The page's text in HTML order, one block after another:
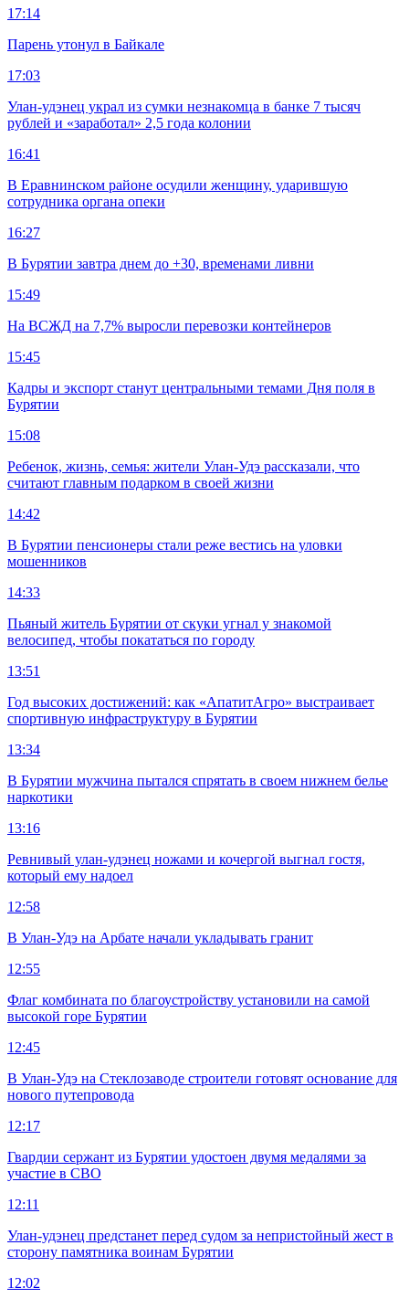
17:14
Парень утонул в Байкале
17:03
Улан-удэнец украл из сумки незнакомца в банке 7 тысяч
рублей и «заработал» 2,5 года колонии
16:41
В Еравнинском районе осудили женщину, ударившую
сотрудника органа опеки
16:27
В Бурятии завтра днем до +30, временами ливни
15:49
На ВСЖД на 7,7% выросли перевозки контейнеров
15:45
Кадры и экспорт станут центральными темами Дня поля в
Бурятии
15:08
Ребенок, жизнь, семья: жители Улан-Удэ рассказали, что
считают главным подарком в своей жизни
14:42
В Бурятии пенсионеры стали реже вестись на уловки
мошенников
14:33
Пьяный житель Бурятии от скуки угнал у знакомой
велосипед, чтобы покататься по городу
13:51
Год высоких достижений: как «АпатитАгро» выстраивает
спортивную инфраструктуру в Бурятии
13:34
В Бурятии мужчина пытался спрятать в своем нижнем белье
наркотики
13:16
Ревнивый улан-удэнец ножами и кочергой выгнал гостя,
который ему надоел
12:58
В Улан-Удэ на Арбате начали укладывать гранит
12:55
Флаг комбината по благоустройству установили на самой
высокой горе Бурятии
12:45
В Улан-Удэ на Стеклозаводе строители готовят основание для
нового путепровода
12:17
Гвардии сержант из Бурятии удостоен двумя медалями за
участие в СВО
12:11
Улан-удэнец предстанет перед судом за непристойный жест в
сторону памятника воинам Бурятии
12:02